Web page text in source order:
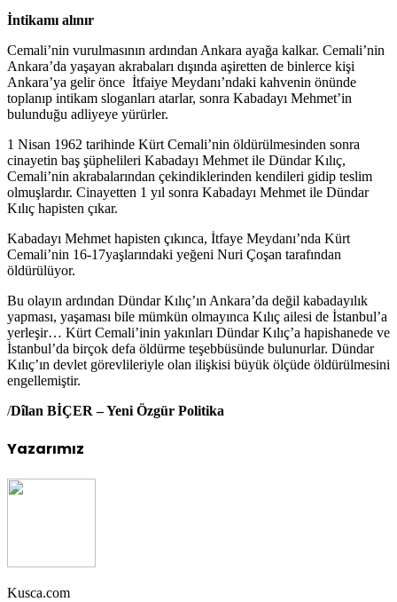
İntikamı alınır
Cemali’nin vurulmasının ardından Ankara ayağa kalkar. Cemali’nin
Ankara’da yaşayan akrabaları dışında aşiretten de binlerce kişi
Ankara’ya gelir önce İtfaiye Meydanı’ndaki kahvenin önünde
toplanıp intikam sloganları atarlar, sonra Kabadayı Mehmet’in
bulunduğu adliyeye yürürler.
1 Nisan 1962 tarihinde Kürt Cemali’nin öldürülmesinden sonra
cinayetin baş şüphelileri Kabadayı Mehmet ile Dündar Kılıç,
Cemali’nin akrabalarından çekindiklerinden kendileri gidip teslim
olmuşlardır. Cinayetten 1 yıl sonra Kabadayı Mehmet ile Dündar
Kılıç hapisten çıkar.
Kabadayı Mehmet hapisten çıkınca, İtfaye Meydanı’nda Kürt
Cemali’nin 16-17yaşlarındaki yeğeni Nuri Çoşan tarafından
öldürülüyor.
Bu olayın ardından Dündar Kılıç’ın Ankara’da değil kabadayılık
yapması, yaşaması bile mümkün olmayınca Kılıç ailesi de İstanbul’a
yerleşir… Kürt Cemali’inin yakınları Dündar Kılıç’a hapishanede ve
İstanbul’da birçok defa öldürme teşebbüsünde bulunurlar. Dündar
Kılıç’ın devlet görevlileriyle olan ilişkisi büyük ölçüde öldürülmesini
engellemiştir.
/Dîlan BİÇER – Yeni Özgür Politika
Yazarımız
Kusca.com